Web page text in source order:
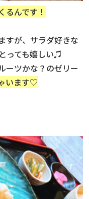
るんです！
すが、サラダ好きな
っても嬉しい♫
ーツかな？のゼリー
います♡